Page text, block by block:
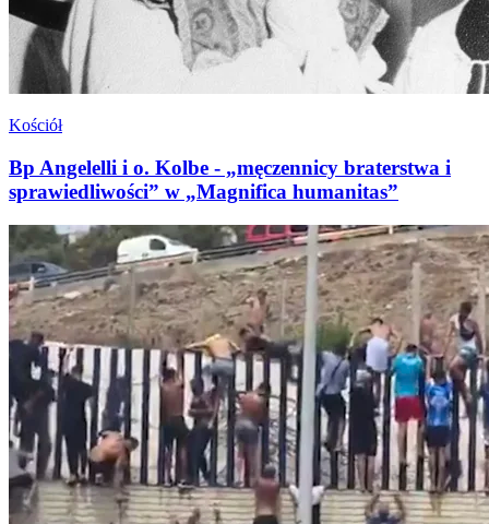
Kościół
Bp Angelelli i o. Kolbe - „męczennicy braterstwa i
sprawiedliwości” w „Magnifica humanitas”